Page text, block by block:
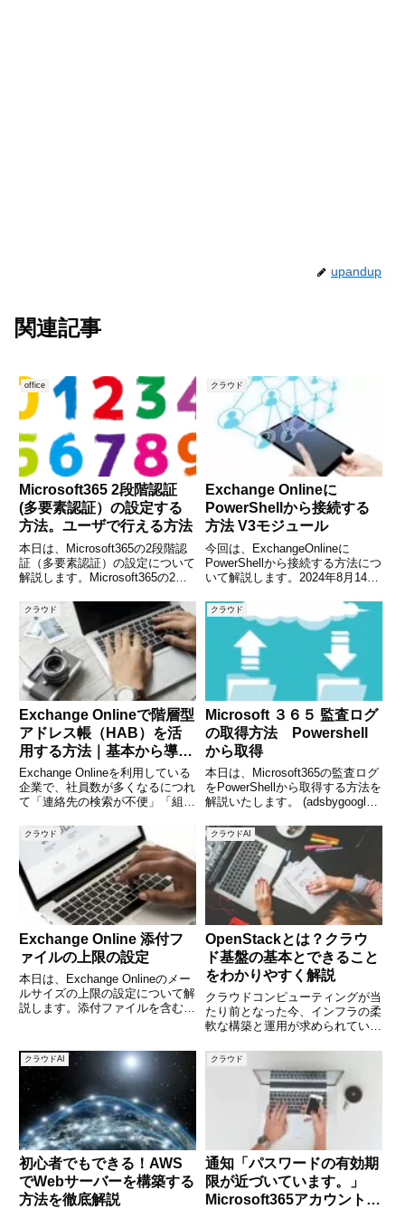
upandup
関連記事
office
Microsoft365 2段階認証
(多要素認証）の設定する
方法。ユーザで行える方法
本日は、Microsoft365の2段階認
証（多要素認証）の設定について
解説します。Microsoft365の2段
ザごとに設定もできますし、管理
者がユーザに対して強制的に指定
することも可能です。今回は、ユ
ーザが
クラウド
Exchange Onlineに
PowerShellから接続する
方法 V3モジュール
今回は、ExchangeOnlineに
PowerShellから接続する方法につ
いて解説します。2024年8月14日
るプログラムは、「Exchange
Online PowerShell」と呼ばれ、
現時点でV3で
クラウド
Exchange Onlineで階層型
アドレス帳（HAB）を活
用する方法｜基本から導入
メリットまで徹底解説
Exchange Onlineを利用している
企業で、社員数が多くなるにつれ
て「連絡先の検索が不便」「組織
いった悩みが出てきます。そんな
ときに活躍するのが「階層型アド
レス帳（Hierarchical Addres
クラウド
Microsoft ３６５ 監査ログ
の取得方法 Powershell
から取得
本日は、Microsoft365の監査ログ
をPowerShellから取得する方法を
解説いたします。 (adsbygoogle
[]).push({});Microsoft３６５ 監査
ログとは監
クラウド
Exchange Online 添付フ
ァイルの上限の設定
本日は、Exchange Onlineのメー
ルサイズの上限の設定について解
説します。添付ファイルを含むメ
です。メール送受信のサイズの制
限を管理する方法 (adsbygoog
クラウドAI
OpenStackとは？クラウ
ド基盤の基本とできること
をわかりやすく解説
クラウドコンピューティングが当
たり前となった今、インフラの柔
軟な構築と運用が求められていま
が「OpenStack（オープンスタッ
ク）」というオープンソースのク
ラウド基盤ソフトウェアです。
Amazon Web S
クラウドAI
初心者でもできる！AWS
でWebサーバーを構築する
方法を徹底解説
クラウド
通知「パスワードの有効期
限が近づいています。」
Microsoft365アカウントか